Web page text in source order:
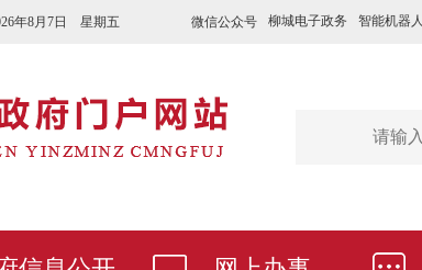
微信公众号 柳城电子政务 智能机器人
年8月7日 星期五